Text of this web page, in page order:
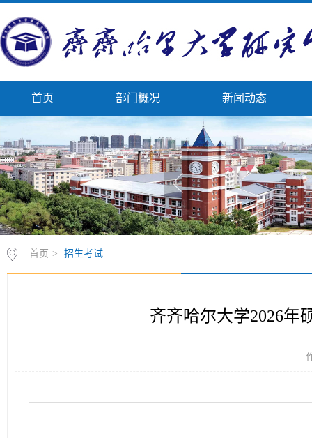
首页 部门概况 新闻动态
首页 > 招生考试
齐齐哈尔大学2026年